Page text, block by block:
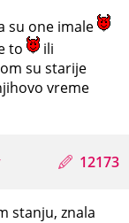
su one imale
to
ili
su starije
vreme
12173
stanju, znala